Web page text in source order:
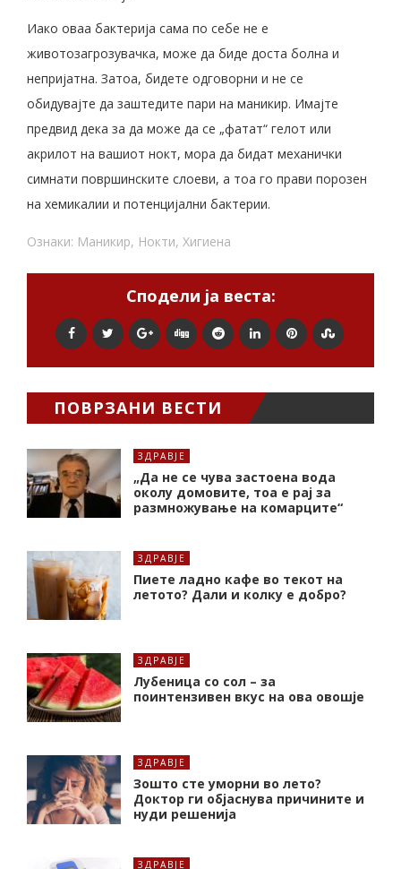
Иако оваа бактерија сама по себе не е
животозагрозувачка, може да биде доста болна и
непријатна. Затоа, бидете одговорни и не се
обидувајте да заштедите пари на маникир. Имајте
предвид дека за да може да се „фатат“ гелот или
акрилот на вашиот нокт, мора да бидат механички
симнати површинските слоеви, а тоа го прави порозен
на хемикалии и потенцијални бактерии.
Ознаки: Маникир, Нокти, Хигиена
Сподели ја веста:
ПОВРЗАНИ ВЕСТИ
ЗДРАВЈЕ
„Да не се чува застоена вода
околу домовите, тоа е рај за
размножување на комарците“
ЗДРАВЈЕ
Пиете ладно кафе во текот на
летото? Дали и колку е добро?
ЗДРАВЈЕ
Лубеница со сол – за
поинтензивен вкус на ова овошје
ЗДРАВЈЕ
Зошто сте уморни во лето?
Доктор ги објаснува причините и
нуди решенија
ЗДРАВЈЕ